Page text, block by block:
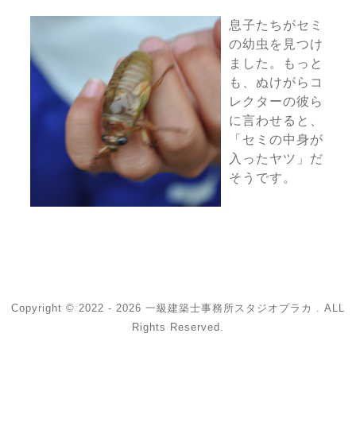
息子たちがセミ
の幼虫を見つけ
ました。もっと
も、ぬけがらコ
レクターの彼ら
に言わせると、
「セミの中身が
入ったヤツ」だ
そうです。
Copyright © 2022 - 2026 一級建築士事務所スタジオプラカ . ALL
Rights Reserved.